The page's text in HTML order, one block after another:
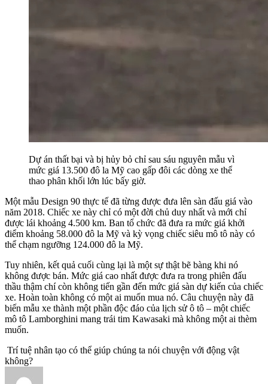
Dự án thất bại và bị hủy bỏ chỉ sau sáu nguyên mẫu vì
mức giá 13.500 đô la Mỹ cao gấp đôi các dòng xe thể
thao phân khối lớn lúc bấy giờ.
Một mẫu Design 90 thực tế đã từng được đưa lên sàn đấu giá vào
năm 2018. Chiếc xe này chỉ có một đời chủ duy nhất và mới chỉ
được lái khoảng 4.500 km. Ban tổ chức đã đưa ra mức giá khởi
điểm khoảng 58.000 đô la Mỹ và kỳ vọng chiếc siêu mô tô này có
thể chạm ngưỡng 124.000 đô la Mỹ.
Tuy nhiên, kết quả cuối cùng lại là một sự thật bẽ bàng khi nó
không được bán. Mức giá cao nhất được đưa ra trong phiên đấu
thầu thậm chí còn không tiến gần đến mức giá sàn dự kiến của chiếc
xe. Hoàn toàn không có một ai muốn mua nó. Câu chuyện này đã
biến mẫu xe thành một phần độc đáo của lịch sử ô tô – một chiếc
mô tô Lamborghini mang trái tim Kawasaki mà không một ai thèm
muốn.
Trí tuệ nhân tạo có thể giúp chúng ta nói chuyện với động vật
không?